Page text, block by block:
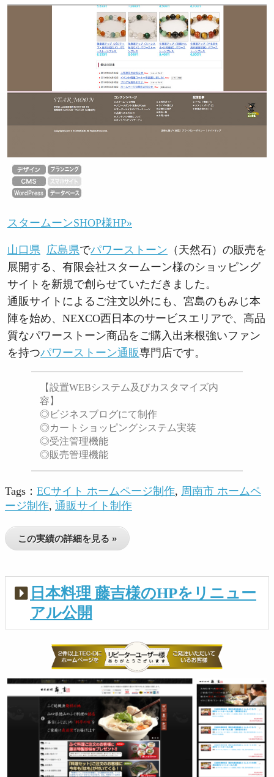
スタームーンSHOP様HP»
山口県 広島県でパワーストーン （天然石）の販売を
展開する、有限会社スタームーン様のショッピング
サイトを新規で創らせていただきました。
通販サイトによるご注文以外にも、宮島のもみじ本
陣を始め、NEXCO西日本のサービスエリアで、高品
質なパワーストーン商品をご購入出来根強いファン
を持つパワーストーン通販専門店です。
【設置WEBシステム及びカスタマイズ内
容】
◎ビジネスブログにて制作
◎カートショッピングシステム実装
◎受注管理機能
◎販売管理機能
Tags： ECサイト ホームページ制作, 周南市 ホームペ
ージ制作, 通販サイト制作
この実績の詳細を見る »
日本料理 藤吉様のHPをリニュー
アル公開